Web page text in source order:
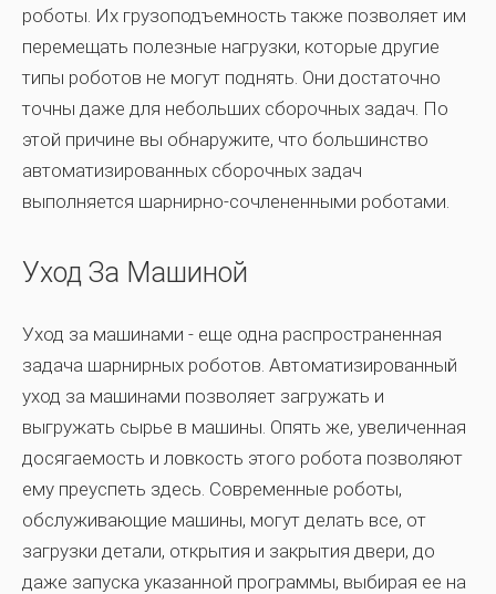
роботы. Их грузоподъемность также позволяет им
перемещать полезные нагрузки, которые другие
типы роботов не могут поднять. Они достаточно
точны даже для небольших сборочных задач. По
этой причине вы обнаружите, что большинство
автоматизированных сборочных задач
выполняется шарнирно-сочлененными роботами.
Уход За Машиной
Уход за машинами - еще одна распространенная
задача шарнирных роботов. Автоматизированный
уход за машинами позволяет загружать и
выгружать сырье в машины. Опять же, увеличенная
досягаемость и ловкость этого робота позволяют
ему преуспеть здесь. Современные роботы,
обслуживающие машины, могут делать все, от
загрузки детали, открытия и закрытия двери, до
даже запуска указанной программы, выбирая ее на